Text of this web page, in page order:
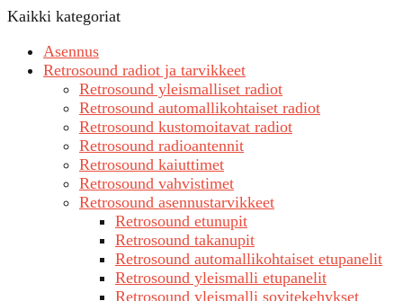
Kaikki kategoriat
Asennus
Retrosound radiot ja tarvikkeet
Retrosound yleismalliset radiot
Retrosound automallikohtaiset radiot
Retrosound kustomoitavat radiot
Retrosound radioantennit
Retrosound kaiuttimet
Retrosound vahvistimet
Retrosound asennustarvikkeet
Retrosound etunupit
Retrosound takanupit
Retrosound automallikohtaiset etupanelit
Retrosound yleismalli etupanelit
Retrosound yleismalli sovitekehykset